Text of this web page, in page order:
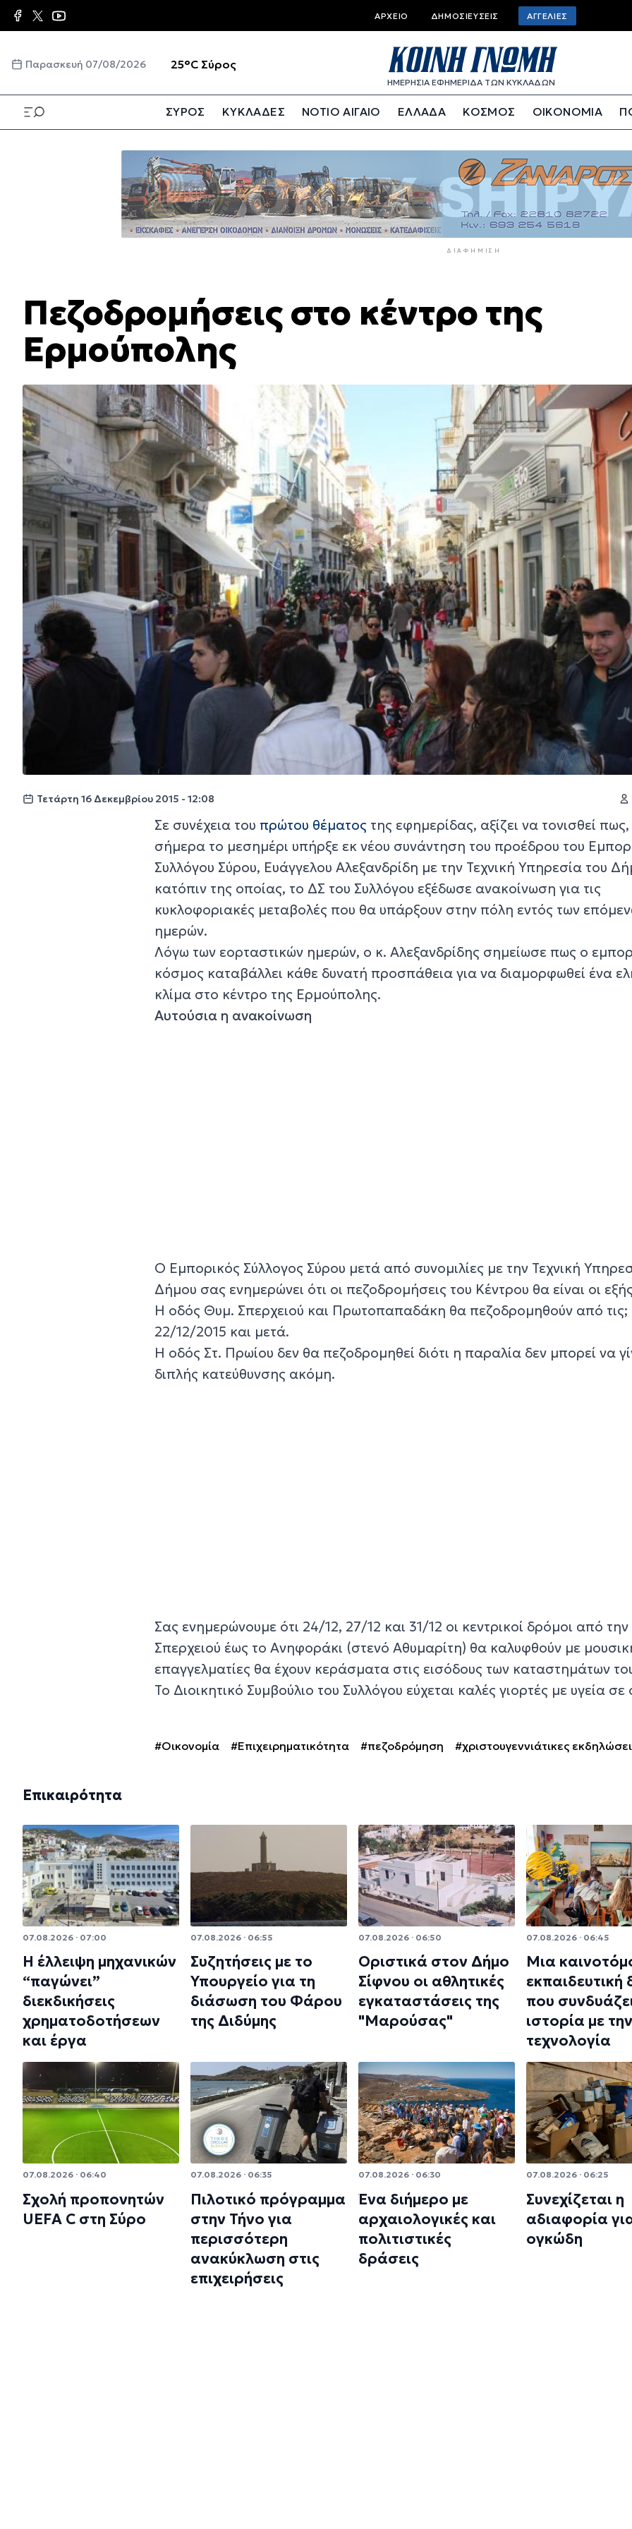
Παράκαμψη
προς
κυρίως
Top
bar
menu
ΑΡΧΕΊΟ ΔΗΜΟΣΙΕΎΣΕΙΣ ΑΓΓΕΛΊΕΣ
Παρασκευή 07/08/2026 25°C Σύρος
ΗΜΕΡΗΣΙΑ ΕΦΗΜΕΡΙΔΑ ΤΩΝ ΚΥΚΛΑΔΩΝ
ΣΥΡΟΣ ΚΥΚΛΑΔΕΣ ΝΟΤΙΟ ΑΙΓΑΙΟ ΕΛΛΑΔΑ ΚΟΣΜΟΣ ΟΙΚΟΝΟΜΙΑ
ΔΙΑΦΉΜΙΣΗ
Πεζοδρομήσεις στο κέντρο της
Ερμούπολης
Τετάρτη 16 Δεκεμβρίου 2015 - 12:08
Σε συνέχεια του πρώτου θέματος της εφημερίδας, αξίζει να τονισθεί πως,
σήμερα το μεσημέρι υπήρξε εκ νέου συνάντηση του προέδρου του
Συλλόγου Σύρου, Ευάγγελου Αλεξανδρίδη με την Τεχνική Υπηρεσία του
κατόπιν της οποίας, το ΔΣ του Συλλόγου εξέδωσε ανακοίνωση για τις
κυκλοφοριακές μεταβολές που θα υπάρξουν στην πόλη εντός των
ημερών.
Λόγω των εορταστικών ημερών, ο κ. Αλεξανδρίδης σημείωσε πως ο
κόσμος καταβάλλει κάθε δυνατή προσπάθεια για να διαμορφωθεί ένα
κλίμα στο κέντρο της Ερμούπολης.
Αυτούσια η ανακοίνωση
Ο Εμπορικός Σύλλογος Σύρου μετά από συνομιλίες με την Τεχνική
Δήμου σας ενημερώνει ότι οι πεζοδρομήσεις του Κέντρου θα είναι οι
Η οδός Θυμ. Σπερχειού και Πρωτοπαπαδάκη θα πεζοδρομηθούν από τις;
22/12/2015 και μετά.
Η οδός Στ. Πρωίου δεν θα πεζοδρομηθεί διότι η παραλία δεν μπορεί να
διπλής κατεύθυνσης ακόμη.
Σας ενημερώνουμε ότι 24/12, 27/12 και 31/12 οι κεντρικοί δρόμοι από
Σπερχειού έως το Ανηφοράκι (στενό Αθυμαρίτη) θα καλυφθούν με
επαγγελματίες θα έχουν κεράσματα στις εισόδους των καταστημάτων
Το Διοικητικό Συμβούλιο του Συλλόγου εύχεται καλές γιορτές με υγεία σε
#Οικονομία #Επιχειρηματικότητα #πεζοδρόμηση #χριστουγεννιάτικες
Επικαιρότητα
07.08.2026 · 07:00
Η έλλειψη μηχανικών
“παγώνει”
διεκδικήσεις
χρηματοδοτήσεων
και έργα
07.08.2026 · 06:55
Συζητήσεις με το
Υπουργείο για τη
διάσωση του Φάρου
της Διδύμης
07.08.2026 · 06:50
Οριστικά στον Δήμο
Σίφνου οι αθλητικές
εγκαταστάσεις της
"Μαρούσας"
07.08.2026 · 06:45
Μια
που
ιστορία με την
τεχνολογία
07.08.2026 · 06:40
Σχολή προπονητών
UEFA C στη Σύρο
07.08.2026 · 06:35
Πιλοτικό πρόγραμμα
στην Τήνο για
περισσότερη
ανακύκλωση στις
επιχειρήσεις
07.08.2026 · 06:30
Ένα διήμερο με
αρχαιολογικές και
πολιτιστικές
δράσεις
07.08.2026 · 06:25
Συνεχίζεται η
αδιαφορία
ογκώδη